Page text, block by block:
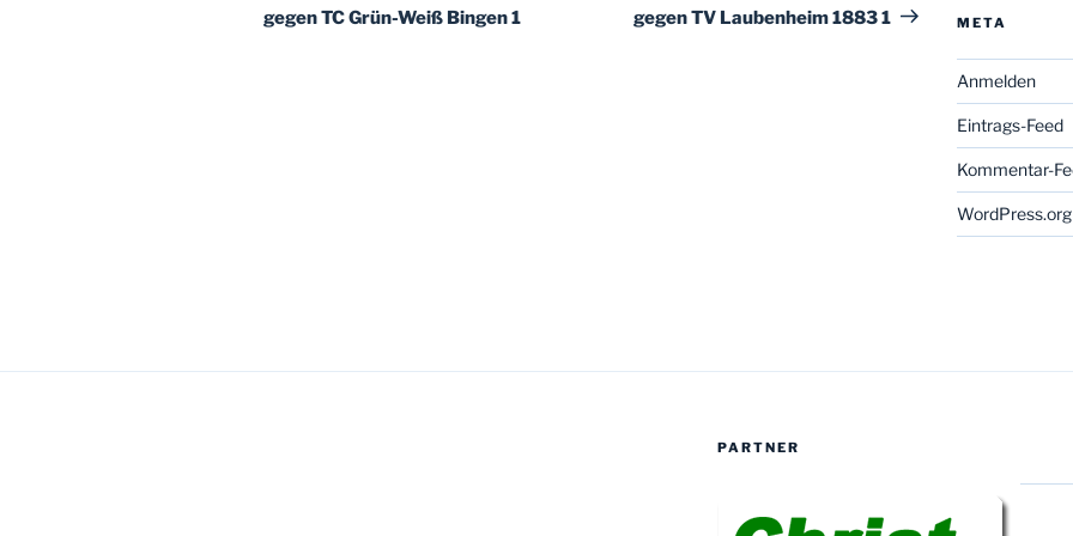
gegen TC Grün-Weiß Bingen 1 gegen TV Laubenheim 1883 1 META
Anmelden
Eintrags-Feed
Kommentar-
WordPress.org
PARTNER